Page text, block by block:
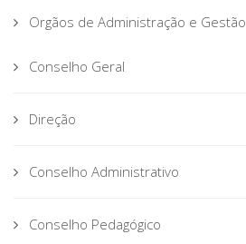
Orgãos de Administração e Gestão
Conselho Geral
Direção
Conselho Administrativo
Conselho Pedagógico